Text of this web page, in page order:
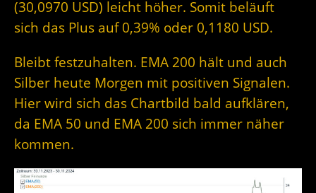
(30,0970 USD) leicht höher. Somit beläuft
sich das Plus auf 0,39% oder 0,1180 USD.
Bleibt festzuhalten. EMA 200 hält und auch
Silber heute Morgen mit positiven Signalen.
Hier wird sich das Chartbild bald aufklären,
da EMA 50 und EMA 200 sich immer näher
kommen.